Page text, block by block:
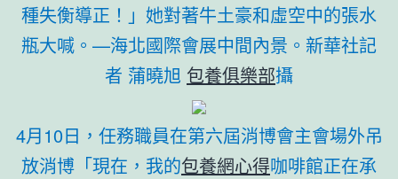
種失衡導正！」她對著牛土豪和虛空中的張水
瓶大喊。—海北國際會展中間內景。新華社記
者 蒲曉旭 包養俱樂部攝
4月10日，任務職員在第六屆消博會主會場外吊
放消博「現在，我的包養網心得咖啡館正在承